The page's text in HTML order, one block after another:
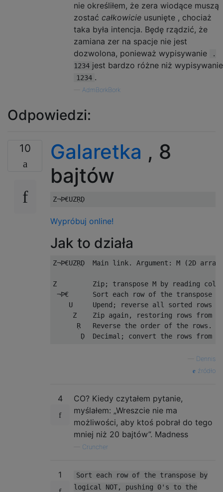
nie określiłem, że zera wiodące muszą
zostać całkowicie usunięte , chociaż
taka była intencja. Będę rządzić, że
zamiana zer na spacje nie jest
dozwolona, ​​ponieważ wypisywanie
.
1234 jest bardzo różne niż wypisywanie
1234 .
AdmBorkBork
Odpowiedzi:
10 Galaretka , 8
bajtów
Wypróbuj online!
Jak to działa
Z¬Þ€UZṚḌ  Main link. Argument: M (2D
Z         Zip; transpose M by reading
¬Þ€      Sort each row of the transpose
U     Upend; reverse all sorted rows
Z    Zip again, restoring rows from
      Ṛ   Reverse the order of the rows.
Dennis
źródło
4
CO? Kiedy czytałem pytanie,
myślałem: „Wreszcie nie ma
możliwości, aby ktoś pobrał do tego
mniej niż 20 bajtów”. Madness
Cruncher
1
Sort each row of the transpose by
logical NOT, pushing 0's to the